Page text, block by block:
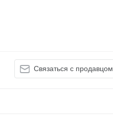
Связаться с продавцом